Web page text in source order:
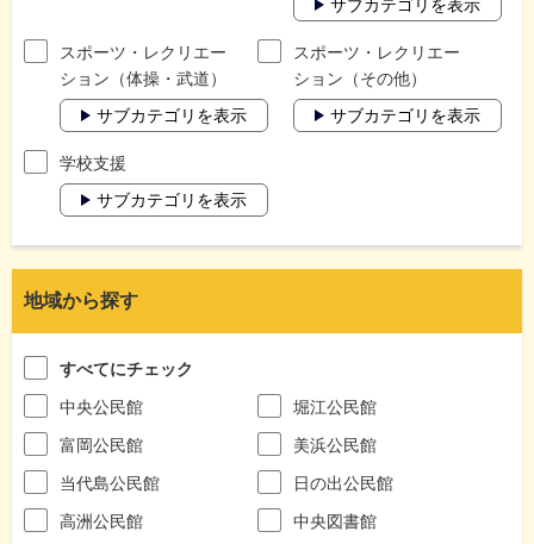
サブカテゴリを表示
スポーツ・レクリエー
ション（体操・武道）
サブカテゴリを表示
スポーツ・レクリエー
ション（その他）
サブカテゴリを表示
学校支援
サブカテゴリを表示
地域から探す
すべてにチェック
中央公民館
堀江公民館
富岡公民館
美浜公民館
当代島公民館
日の出公民館
高洲公民館
中央図書館